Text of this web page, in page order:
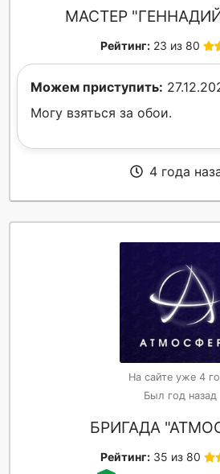
МАСТЕР
Рейтинг: 23 из 80
Можем приступить:
Могу взяться за обои.
4 года
На сайте уже 4
Был год назад
БРИГАДА
Рейтинг: 35 из 80